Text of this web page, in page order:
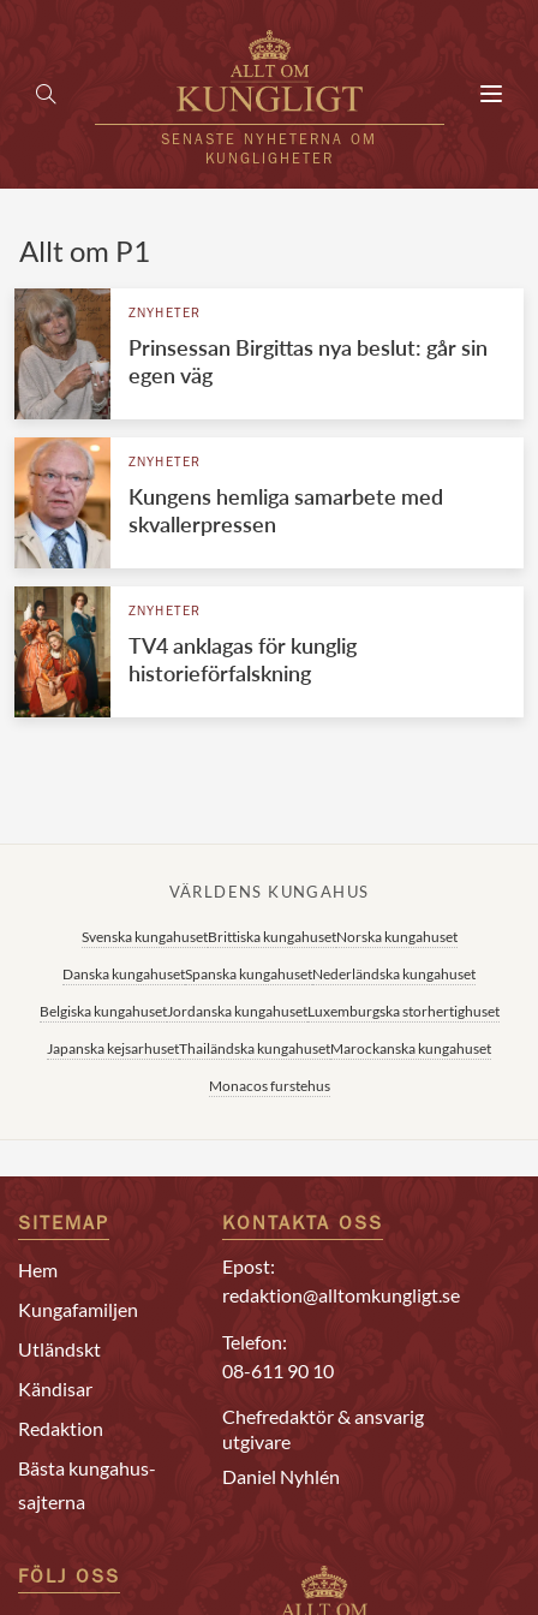
SENASTE NYHETERNA OM
KUNGLIGHETER
UTLÄNDSKT
VÄRLDENS KUNGAHUS
Svenska kungahuset
Brittiska kungahuset
Danska kungahuset
Spanska kungahuset
REDAKTION
Allt om P1
ZNYHETER
Prinsessan Birgittas nya beslut: går sin
egen väg
ZNYHETER
Kungens hemliga samarbete med
skvallerpressen
ZNYHETER
TV4 anklagas för kunglig
historieförfalskning
VÄRLDENS KUNGAHUS
Svenska kungahusetBrittiska kungahusetNorska kungahuset
Danska kungahusetSpanska kungahusetNederländska kungahuset
Belgiska kungahusetJordanska kungahusetLuxemburgska storhertighuset
Japanska kejsarhusetThailändska kungahusetMarockanska kungahuset
Monacos furstehus
SITEMAP
Hem
Kungafamiljen
Utländskt
Kändisar
Redaktion
Bästa kungahus-
sajterna
KONTAKTA OSS
Epost:
redaktion@alltomkungligt.se
Telefon:
08-611 90 10
Chefredaktör & ansvarig
utgivare
Daniel Nyhlén
FÖLJ OSS